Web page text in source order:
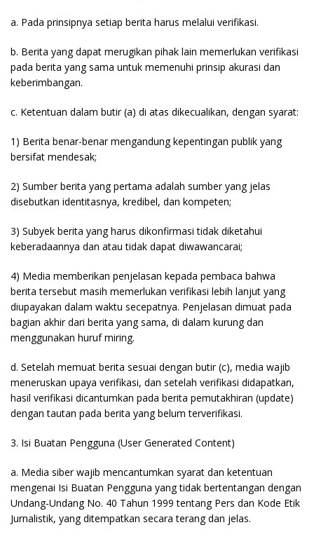
a. Pada prinsipnya setiap berita harus melalui verifikasi.
b. Berita yang dapat merugikan pihak lain memerlukan verifikasi
pada berita yang sama untuk memenuhi prinsip akurasi dan
keberimbangan.
c. Ketentuan dalam butir (a) di atas dikecualikan, dengan syarat:
1) Berita benar-benar mengandung kepentingan publik yang
bersifat mendesak;
2) Sumber berita yang pertama adalah sumber yang jelas
disebutkan identitasnya, kredibel, dan kompeten;
3) Subyek berita yang harus dikonfirmasi tidak diketahui
keberadaannya dan atau tidak dapat diwawancarai;
4) Media memberikan penjelasan kepada pembaca bahwa
berita tersebut masih memerlukan verifikasi lebih lanjut yang
diupayakan dalam waktu secepatnya. Penjelasan dimuat pada
bagian akhir dari berita yang sama, di dalam kurung dan
menggunakan huruf miring.
d. Setelah memuat berita sesuai dengan butir (c), media wajib
meneruskan upaya verifikasi, dan setelah verifikasi didapatkan,
hasil verifikasi dicantumkan pada berita pemutakhiran (update)
dengan tautan pada berita yang belum terverifikasi.
3. Isi Buatan Pengguna (User Generated Content)
a. Media siber wajib mencantumkan syarat dan ketentuan
mengenai Isi Buatan Pengguna yang tidak bertentangan dengan
Undang-Undang No. 40 Tahun 1999 tentang Pers dan Kode Etik
Jurnalistik, yang ditempatkan secara terang dan jelas.